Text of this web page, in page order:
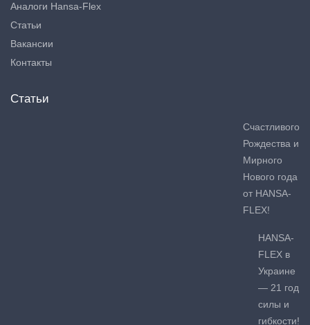
Аналоги Hansa-Flex
Статьи
Вакансии
Контакты
Статьи
Счастливого
Рождества и
Мирного
Нового года
от HANSA-
FLEX!
HANSA-
FLEX в
Украине
— 21 год
силы и
гибкости!